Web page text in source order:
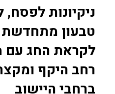
ניקיונות
טבעון מתחדשת
לקראת החג עם
רחב היקף
ברחבי היישוב